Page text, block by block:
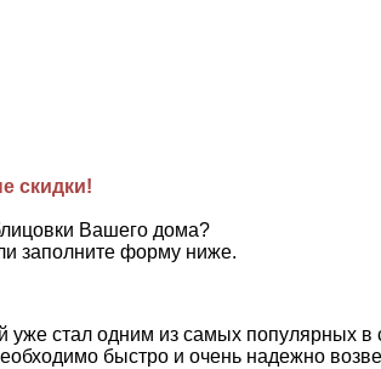
скидки!
Вашего дома?
заполните форму ниже.
стал одним из самых популярных в
быстро и очень надежно